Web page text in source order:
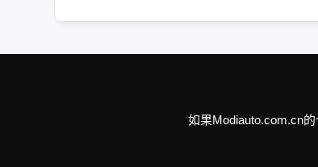
如果Modiauto.com.cn